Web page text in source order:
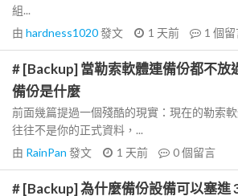
組...
由 hardness1020發文 1 天前 1 個留
# [Backup] 當勒索軟體連備份都不放
備份是什麼
前面幾篇提過一個殘酷的現實：現在的勒索
往往不是你的正式資料，...
由 RainPan 發文 1 天前 0個留言
# [Backup] 為什麼備份設備可以塞進